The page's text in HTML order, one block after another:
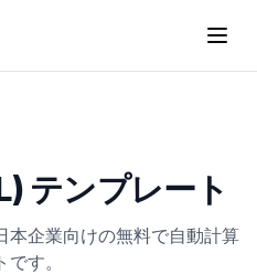
テンプレート
本企業向けの無料で自動計算
す。